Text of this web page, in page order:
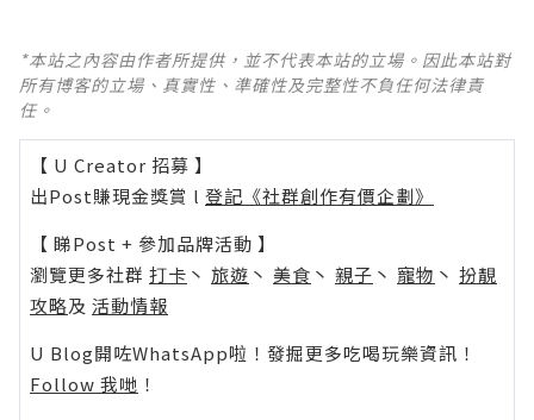
*本站之內容由作者所提供，並不代表本站的立場。因此本站對
所有博客的立場、真實性、準確性及完整性不負任何法律責
任。
【 U Creator 招募 】
出Post賺現金獎賞 l 登記《社群創作有價企劃》
【 睇Post + 參加品牌活動 】
瀏覽更多社群 打卡 丶 旅遊 丶 美食 丶 親子 丶 寵物 丶 扮靚
攻略及 活動情報
U Blog開咗WhatsApp啦！發掘更多吃喝玩樂資訊！
Follow 我哋 ！